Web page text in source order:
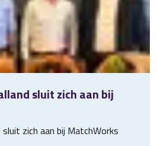
sluit zich aan bij
zich aan bij MatchWorks